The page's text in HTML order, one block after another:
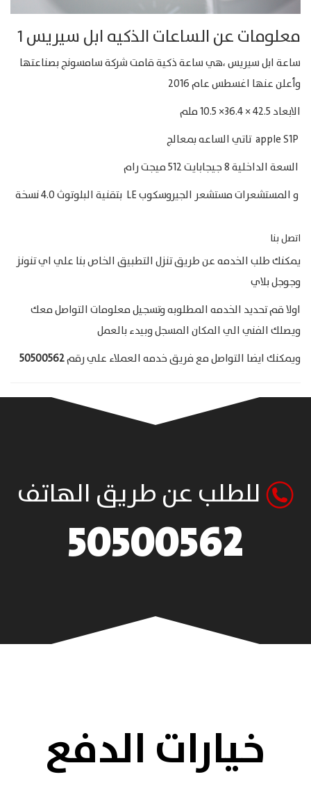
معلومات عن الساعات الذكيه ابل سيريس 1
ساعة ابل سيريس ،هي ساعة ذكية قامت شركة سامسونج بصناعتها
وأعلن عنها اغسطس عام 2016
الابعاد 42.5 × 36.4× 10.5 ملم
السعة الداخلية 8 جيجابايت 512 ميجت رام
و المستشعرات مستشعر الجيروسكوب LE بتقنية البلوتوث 4.0 نسخة
اتصل بنا
يمكنك طلب الخدمه عن طريق تنزل التطبيق الخاص بنا علي اي تنونز
وجوجل بلاي
اولا قم تحديد الخدمه المطلوبه وتسجيل معلومات التواصل معك
ويصلك الفني الي المكان المسجل وبيدء بالعمل
ويمكنك ايضا التواصل مع فريق خدمه العملاء علي رقم50500562
للطلب عن طريق الهاتف
50500562
خيارات الدفع